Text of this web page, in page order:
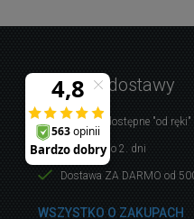
Warunki dostawy
Produkty dostępne "od ręki"
Dostawa do 2. dni
Dostawa ZA DARMO od
WSZYSTKO O ZAKUPACH